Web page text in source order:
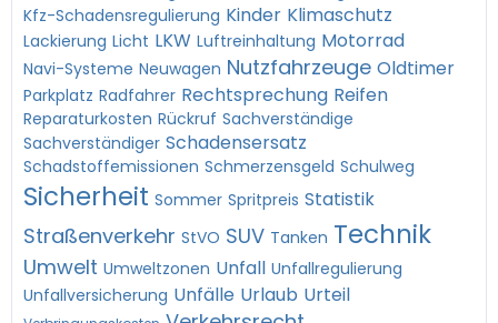
Kfz-Schadensregulierung Kinder Klimaschutz
Lackierung Licht LKW Luftreinhaltung Motorrad
Navi-Systeme Neuwagen Nutzfahrzeuge Oldtimer
Parkplatz Radfahrer Rechtsprechung Reifen
Reparaturkosten Rückruf Sachverständige
Sachverständiger Schadensersatz
Schadstoffemissionen Schmerzensgeld Schulweg
Sicherheit Sommer Spritpreis Statistik
Straßenverkehr StVO SUV Tanken Technik
Umwelt Umweltzonen Unfall Unfallregulierung
Unfallversicherung Unfälle Urlaub Urteil